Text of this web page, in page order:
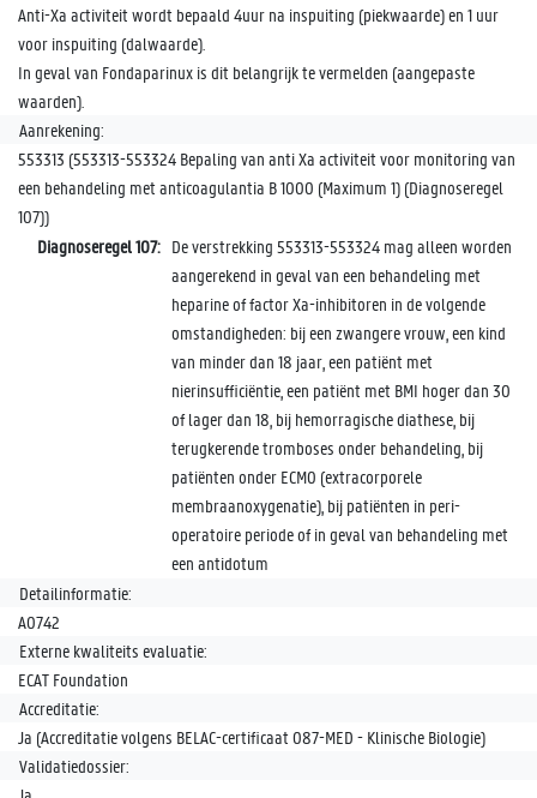
Anti-Xa activiteit wordt bepaald 4uur na inspuiting (piekwaarde) en 1 uur
voor inspuiting (dalwaarde).
In geval van Fondaparinux is dit belangrijk te vermelden (aangepaste
waarden).
Aanrekening:
553313 (553313-553324 Bepaling van anti Xa activiteit voor monitoring van
een behandeling met anticoagulantia B 1000 (Maximum 1) (Diagnoseregel
107))
Diagnoseregel 107: De verstrekking 553313-553324 mag alleen worden
aangerekend in geval van een behandeling met
heparine of factor Xa-inhibitoren in de volgende
omstandigheden: bij een zwangere vrouw, een kind
van minder dan 18 jaar, een patiënt met
nierinsufficiëntie, een patiënt met BMI hoger dan 30
of lager dan 18, bij hemorragische diathese, bij
terugkerende tromboses onder behandeling, bij
patiënten onder ECMO (extracorporele
membraanoxygenatie), bij patiënten in peri-
operatoire periode of in geval van behandeling met
een antidotum
Detailinformatie:
A0742
Externe kwaliteits evaluatie:
ECAT Foundation
Accreditatie:
Ja (Accreditatie volgens BELAC-certificaat 087-MED - Klinische Biologie)
Validatiedossier: